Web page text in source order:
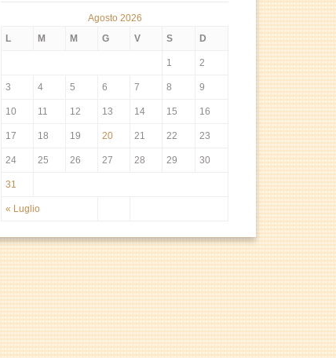
Agosto 2026
L
M M G V S D
« Luglio
1 2
3 4 5 6 7 8 9
10 11 12 13 14 15 16
17 18 19 20 21 22 23
24 25 26 27 28 29 30
31